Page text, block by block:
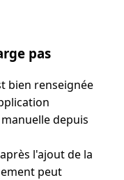
pas
bien renseignée
depuis
l'ajout de la
peut